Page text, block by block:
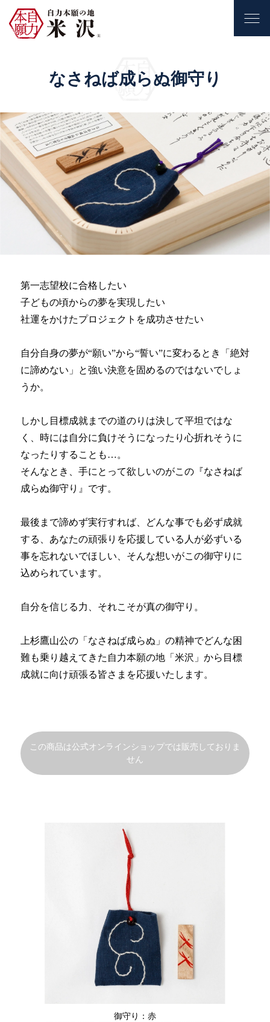
なさねば成らぬ御守り
第一志望校に合格したい
子どもの頃からの夢を実現したい
社運をかけたプロジェクトを成功させたい
自分自身の夢が“願い”から“誓い”に変わるとき「絶対
に諦めない」と強い決意を固めるのではないでしょ
うか。
しかし目標成就までの道のりは決して平坦ではな
く、時には自分に負けそうになったり心折れそうに
なったりすることも…。
そんなとき、手にとって欲しいのがこの『なさねば
成らぬ御守り』です。
最後まで諦めず実行すれば、どんな事でも必ず成就
する、あなたの頑張りを応援している人が必ずいる
事を忘れないでほしい、そんな想いがこの御守りに
込められています。
自分を信じる力、それこそが真の御守り。
上杉鷹山公の「なさねば成らぬ」の精神でどんな困
難も乗り越えてきた自力本願の地「米沢」から目標
成就に向け頑張る皆さまを応援いたします。
この商品は公式オンラインショップでは販売しておりま
せん
御守り：赤